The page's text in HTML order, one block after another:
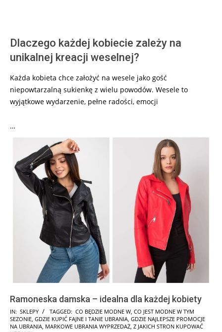
Dlaczego każdej kobiecie zależy na
unikalnej kreacji weselnej?
Każda kobieta chce założyć na wesele jako gość
niepowtarzalną sukienkę z wielu powodów. Wesele to
wyjątkowe wydarzenie, pełne radości, emocji
…
Ramoneska damska – idealna dla każdej kobiety
2025-
05-
IN: SKLEPY TAGGED: CO BĘDZIE MODNE W, CO JEST MODNE W TYM
SEZONIE, GDZIE KUPIĆ FAJNE I TANIE UBRANIA, GDZIE NAJLEPSZE PROMOCJE
NA UBRANIA, MARKOWE UBRANIA WYPRZEDAŻ, Z JAKICH STRON KUPOWAĆ